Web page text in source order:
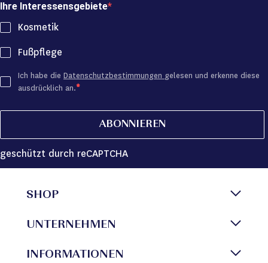
Ihre Interessensgebiete
Kosmetik
Fußpflege
Ich habe die Datenschutzbestimmungen gelesen und erkenne diese
ausdrücklich an.
ABONNIEREN
geschützt durch reCAPTCHA
SHOP
UNTERNEHMEN
INFORMATIONEN